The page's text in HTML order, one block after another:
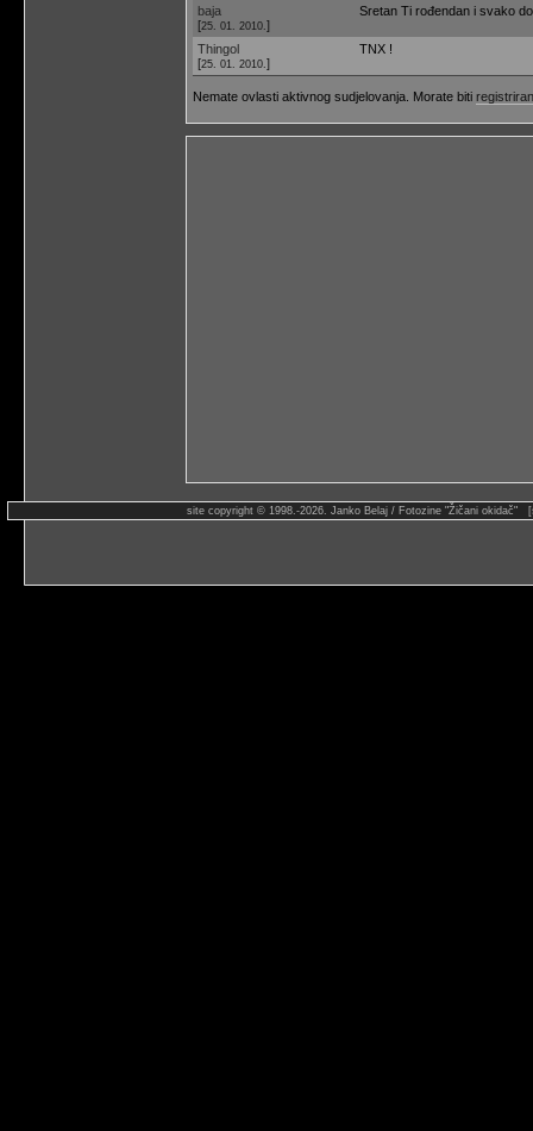
baja
[25. 01. 2010. ]
Sretan Ti rođendan i svako
Thingol
[25. 01. 2010. ]
TNX !
Nemate ovlasti aktivnog sudjelovanja. Morate biti
site copyright © 1998.-2026. Janko Belaj / Fotozine "Žičani okidač"